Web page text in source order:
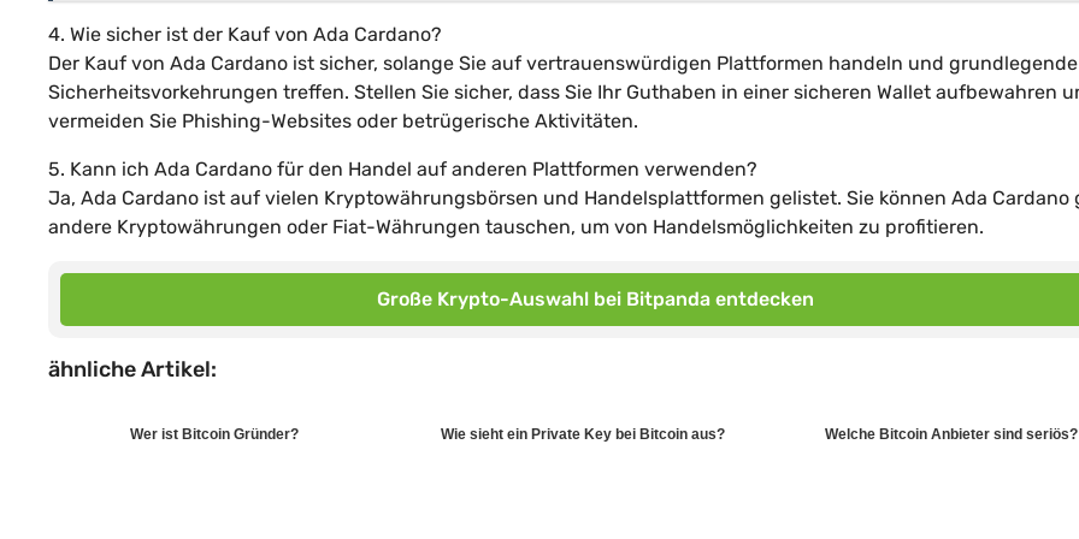
4. Wie sicher ist der Kauf von Ada Cardano?
Der Kauf von Ada Cardano ist sicher, solange Sie auf vertrauenswürdigen Plattformen handeln und grundlegende
Sicherheitsvorkehrungen treffen. Stellen Sie sicher, dass Sie Ihr Guthaben in einer sicheren Wallet aufbewahren
vermeiden Sie Phishing-Websites oder betrügerische Aktivitäten.
5. Kann ich Ada Cardano für den Handel auf anderen Plattformen verwenden?
Ja, Ada Cardano ist auf vielen Kryptowährungsbörsen und Handelsplattformen gelistet. Sie können Ada Cardano
andere Kryptowährungen oder Fiat-Währungen tauschen, um von Handelsmöglichkeiten zu profitieren.
Große Krypto-Auswahl bei Bitpanda entdecken
ähnliche Artikel:
Wer ist Bitcoin Gründer? Wie sieht ein Private Key bei Bitcoin aus? Welche Bitcoin Anbieter sind seriös?